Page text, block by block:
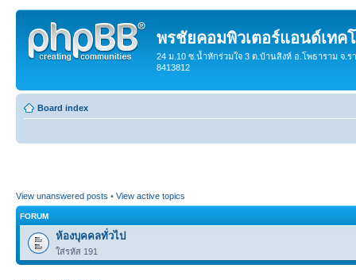
พรชัยคอมพิวเตอร์แอนด์เทค
24 ม.10 ซ.น้ำหักร่วมใจ 3 ต.บ้านสิงห์ อ.โพธาราม จ.ร
8413812
Board index
View unanswered posts • View active topics
FORUM
ห้องบุคคลทั่วไป
ใส่รหัส 191